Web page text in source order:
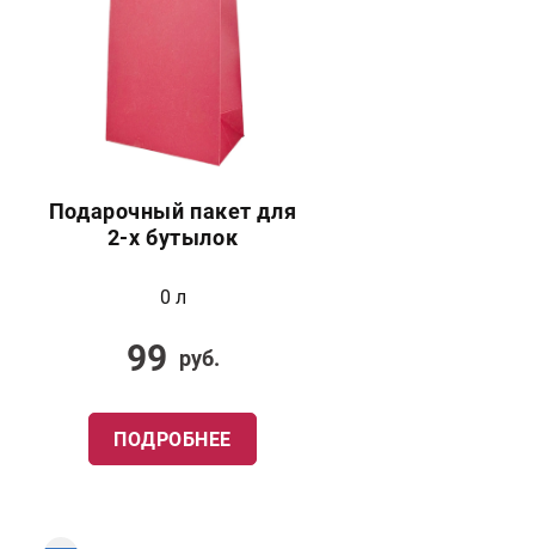
Подарочный пакет для
2-х бутылок
0 л
99 руб.
ПОДРОБНЕЕ